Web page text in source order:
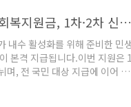
소를 불러옵니다.정부24, 복지
도주소 정보가 실시간 반영되지
전 주소가 계속 보일 수 있습니
청 마감일 기준 주소지가 적용
한 지 한 달이 지나도 예전 주소
는 일이 있습니다.✅ 문제 해결
2025 민생회복지원금, 1차·2차 신청부터 사용까지 한눈에
내수 활성화를 위해 준비한 민
본격 지급됩니다.이번 지원은 1
며, 전 국민 대상 지급에 이어 소
이어질 예정입니다.자동 지급
식'이라, 미리 확인하지 않으면